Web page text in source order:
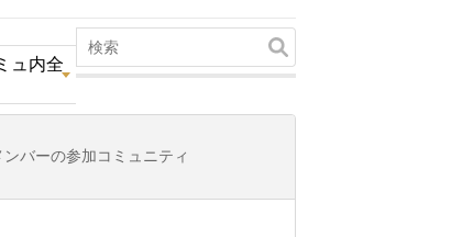
ュ内全
ンバーの参加コミュニティ